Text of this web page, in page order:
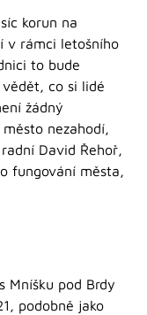
korun na
v rámci letošního
to bude
co si lidé
žádný
nezahodí,
David Řehoř,
fungování města,
Mníšku pod Brdy
podobně jako